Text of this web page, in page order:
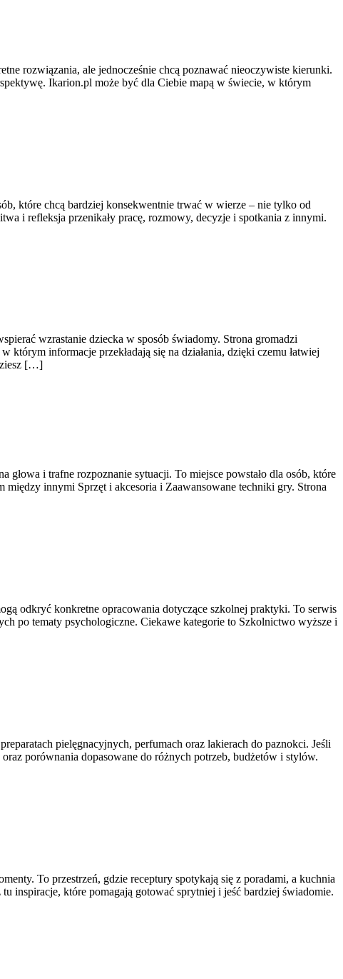
rozwiązania, ale jednocześnie chcą poznawać nieoczywiste kierunki.
Ikarion.pl może być dla Ciebie mapą w świecie, w którym
które chcą bardziej konsekwentnie trwać w wierze – nie tylko od
i refleksja przenikały pracę, rozmowy, decyzje i spotkania z innymi.
wzrastanie dziecka w sposób świadomy. Strona gromadzi
informacje przekładają się na działania, dzięki czemu łatwiej
[…]
i trafne rozpoznanie sytuacji. To miejsce powstało dla osób, które
innymi Sprzęt i akcesoria i Zaawansowane techniki gry. Strona
odkryć konkretne opracowania dotyczące szkolnej praktyki. To serwis
po tematy psychologiczne. Ciekawe kategorie to Szkolnictwo wyższe i
pielęgnacyjnych, perfumach oraz lakierach do paznokci. Jeśli
porównania dopasowane do różnych potrzeb, budżetów i stylów.
To przestrzeń, gdzie receptury spotykają się z poradami, a kuchnia
inspiracje, które pomagają gotować sprytniej i jeść bardziej świadomie.